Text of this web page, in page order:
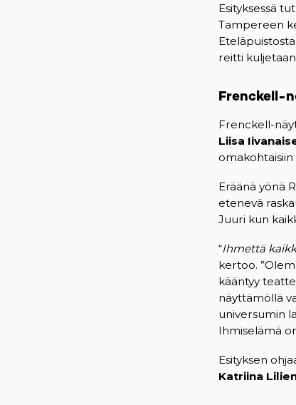
Esityksessä
Tampereen
reitti
Frenckell-
Frenckell-
Liisa
Eräänä yönä
etenevä
Juuri kun
“Ihmettä
kertoo.
kääntyy
näyttämöllä
universumin
Ihmiselämä
Esityksen
Katriina